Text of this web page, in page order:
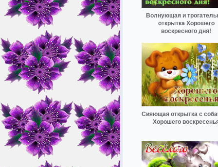
Волнующая и
открытка Хорошего
воскресного дня!
Сияющая открытка с
Хорошего